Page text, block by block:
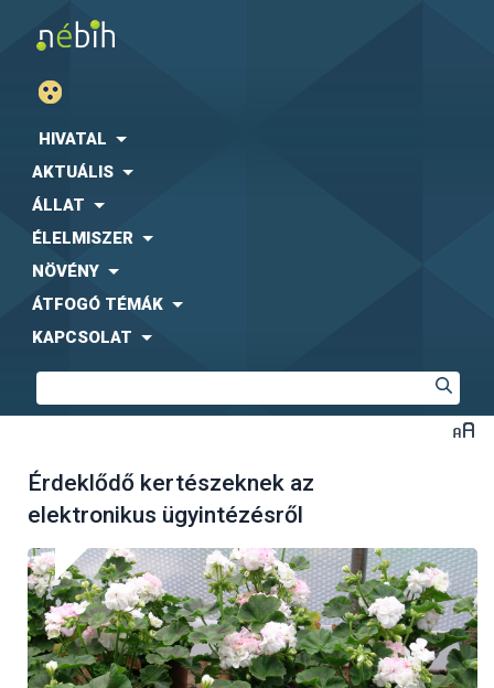
HIVATAL
AKTUÁLIS
ÁLLAT
ÉLELMISZER
NÖVÉNY
ÁTFOGÓ TÉMÁK
KAPCSOLAT
Érdeklődő kertészeknek az
elektronikus ügyintézésről